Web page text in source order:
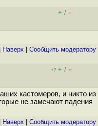
+ / –
Наверх Cообщить модератору
+7 + / –
кастомеров, и никто из
не замечают падения
Наверх Cообщить модератору